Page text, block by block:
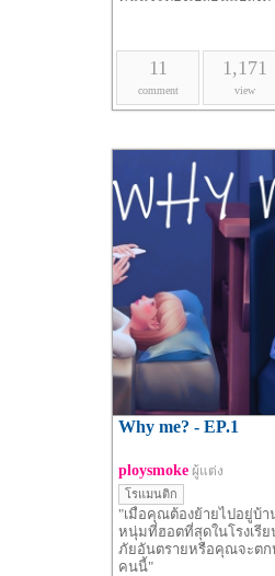
11
comment
1,171
view
Why me? - EP.1
ploysmoke ผู้แต่ง
โรแมนติก
"เมื่อคุณต้องย้ายไปอยู่บ้า
หนุ่มที่ฮอตที่สุดในโรงเรี
ภัยอันตรายหรือคุณจะตก
คนนี้"